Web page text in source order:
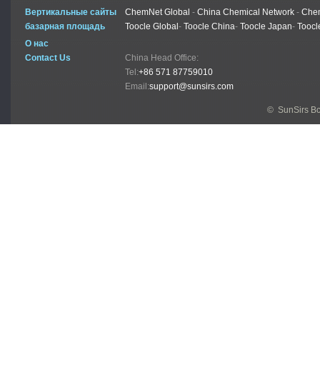
Вертикальные сайты ChemNet Global - China Chemical Network -
базарная площадь
Toocle Global - Toocle China- Toocle Japan-
О нас
Contact Us
China Head Office:
Tel:+86 571 87759010
Email:support@sunsirs.com
© SunSirs